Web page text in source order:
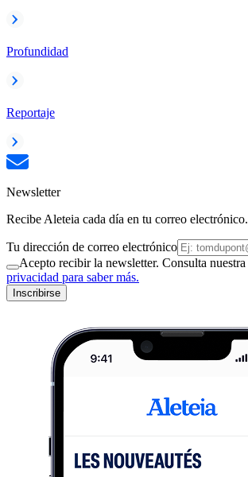
Profundidad
Reportaje
Newsletter
Recibe Aleteia cada día en tu correo electrónico.
Tu dirección de correo electrónico
Acepto recibir la newsletter. Consulta nuestra
privacidad para saber más.
Inscribirse